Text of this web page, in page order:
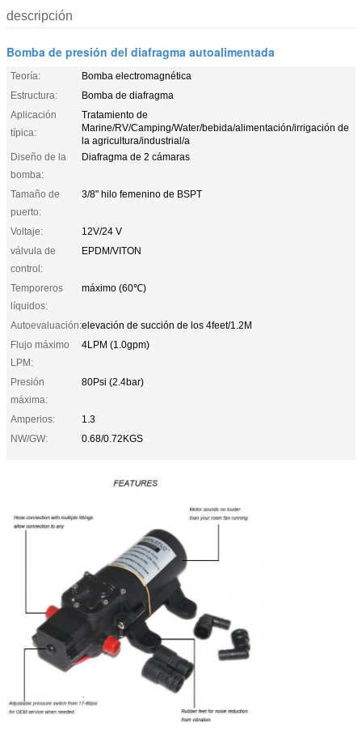
descripción
Bomba de presión del diafragma autoalimentada
Teoría:
Bomba electromagnética
Estructura:
Bomba de diafragma
Aplicación
típica:
Tratamiento de
Marine/RV/Camping/Water/bebida/alimentación/irrigación de
la agricultura/industrial/a
Diseño de la
bomba:
Diafragma de 2 cámaras
Tamaño de
puerto:
3/8" hilo femenino de BSPT
Voltaje:
12V/24 V
válvula de
control:
EPDM/VITON
Temporeros
líquidos:
máximo (60℃)
Autoevaluación:elevación de succión de los 4feet/1.2M
Flujo máximo
LPM:
4LPM (1.0gpm)
Presión
máxima:
80Psi (2.4bar)
Amperios:
1.3
NW/GW:
0.68/0.72KGS